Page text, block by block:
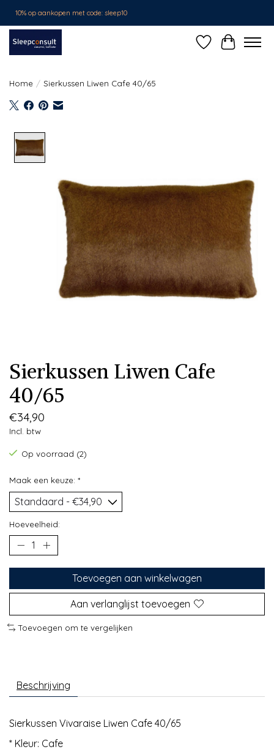
10% op aankopen met code: sleep10
Verlanglijst
Home / Sierkussen Liwen Cafe 40/65
Sierkussen Liwen Cafe
40/65
€34,90
Incl. btw
Op voorraad (2)
Maak een keuze: *
Hoeveelheid:
Toevoegen aan winkelwagen
Aan verlanglijst toevoegen
Toevoegen om te vergelijken
Beschrijving
Sierkussen Vivaraise Liwen Cafe 40/65
* Kleur: Cafe